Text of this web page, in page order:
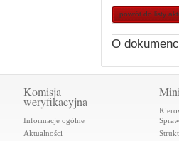
powrót do listy
O
Komisja
weryfikacyjna
Informacje ogólne
Aktualności